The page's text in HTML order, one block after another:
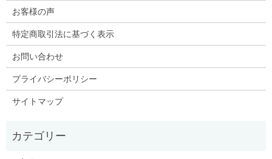
お客様の声
特定商取引法に基づく表示
お問い合わせ
プライバシーポリシー
サイトマップ